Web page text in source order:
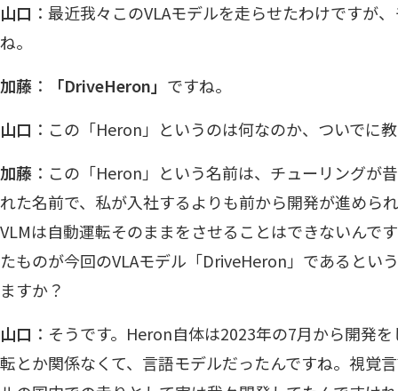
山口 ：最近我々このVLAモデルを走らせたわけですが
ね。
加藤 ： 「DriveHeron」 ですね。
山口 ：この「Heron」というのは何なのか、ついでに
加藤 ：この「Heron」という名前は、チューリングが
れた名前で、私が入社するよりも前から開発が進めら
VLMは自動運転そのままをさせることはできないんで
たものが今回のVLAモデル「DriveHeron」であるとい
ますか？
山口 ：そうです。Heron自体は2023年の7月から開発
転とか関係なくて、言語モデルだったんですね。視覚